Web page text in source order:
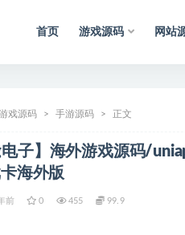
首页 游戏源码 网站
戏源码 手游源码 正文
子】海外游戏源码/
海外版
前 0 455 99.9
声明 ：所有 资源